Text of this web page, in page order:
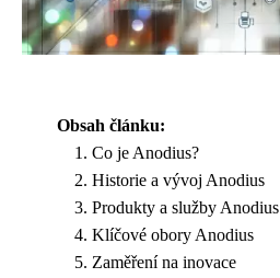
Obsah článku:
Co je Anodius?
Historie a vývoj Anodius
Produkty a služby Anodius
Klíčové obory Anodius
Zaměření na inovace